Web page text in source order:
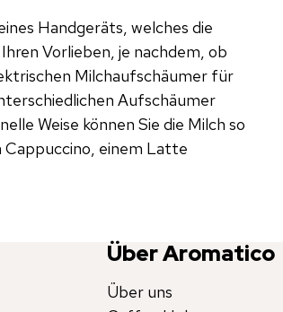
Handgeräts, welches die
Vorlieben, je nachdem, ob
Milchaufschäumer für
Aufschäumer
Weise können Sie die Milch so
Cappuccino, einem Latte
Über Aromatico
Über uns